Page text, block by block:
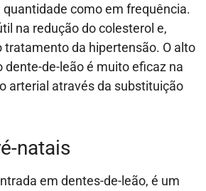
como em frequência.
na redução do colesterol e,
tratamento da hipertensão. O alto
dente-de-leão é muito eficaz na
arterial através da substituição
natais
em dentes-de-leão, é um